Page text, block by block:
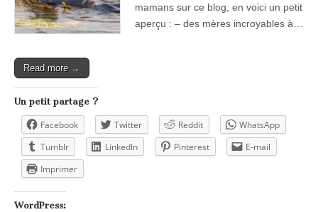
mamans sur ce blog, en voici un petit
aperçu : – des mères incroyables à…
Read more →
Un petit partage ?
Facebook Twitter Reddit
WhatsApp
Tumblr
LinkedIn Pinterest
E-mail
Imprimer
WordPress: